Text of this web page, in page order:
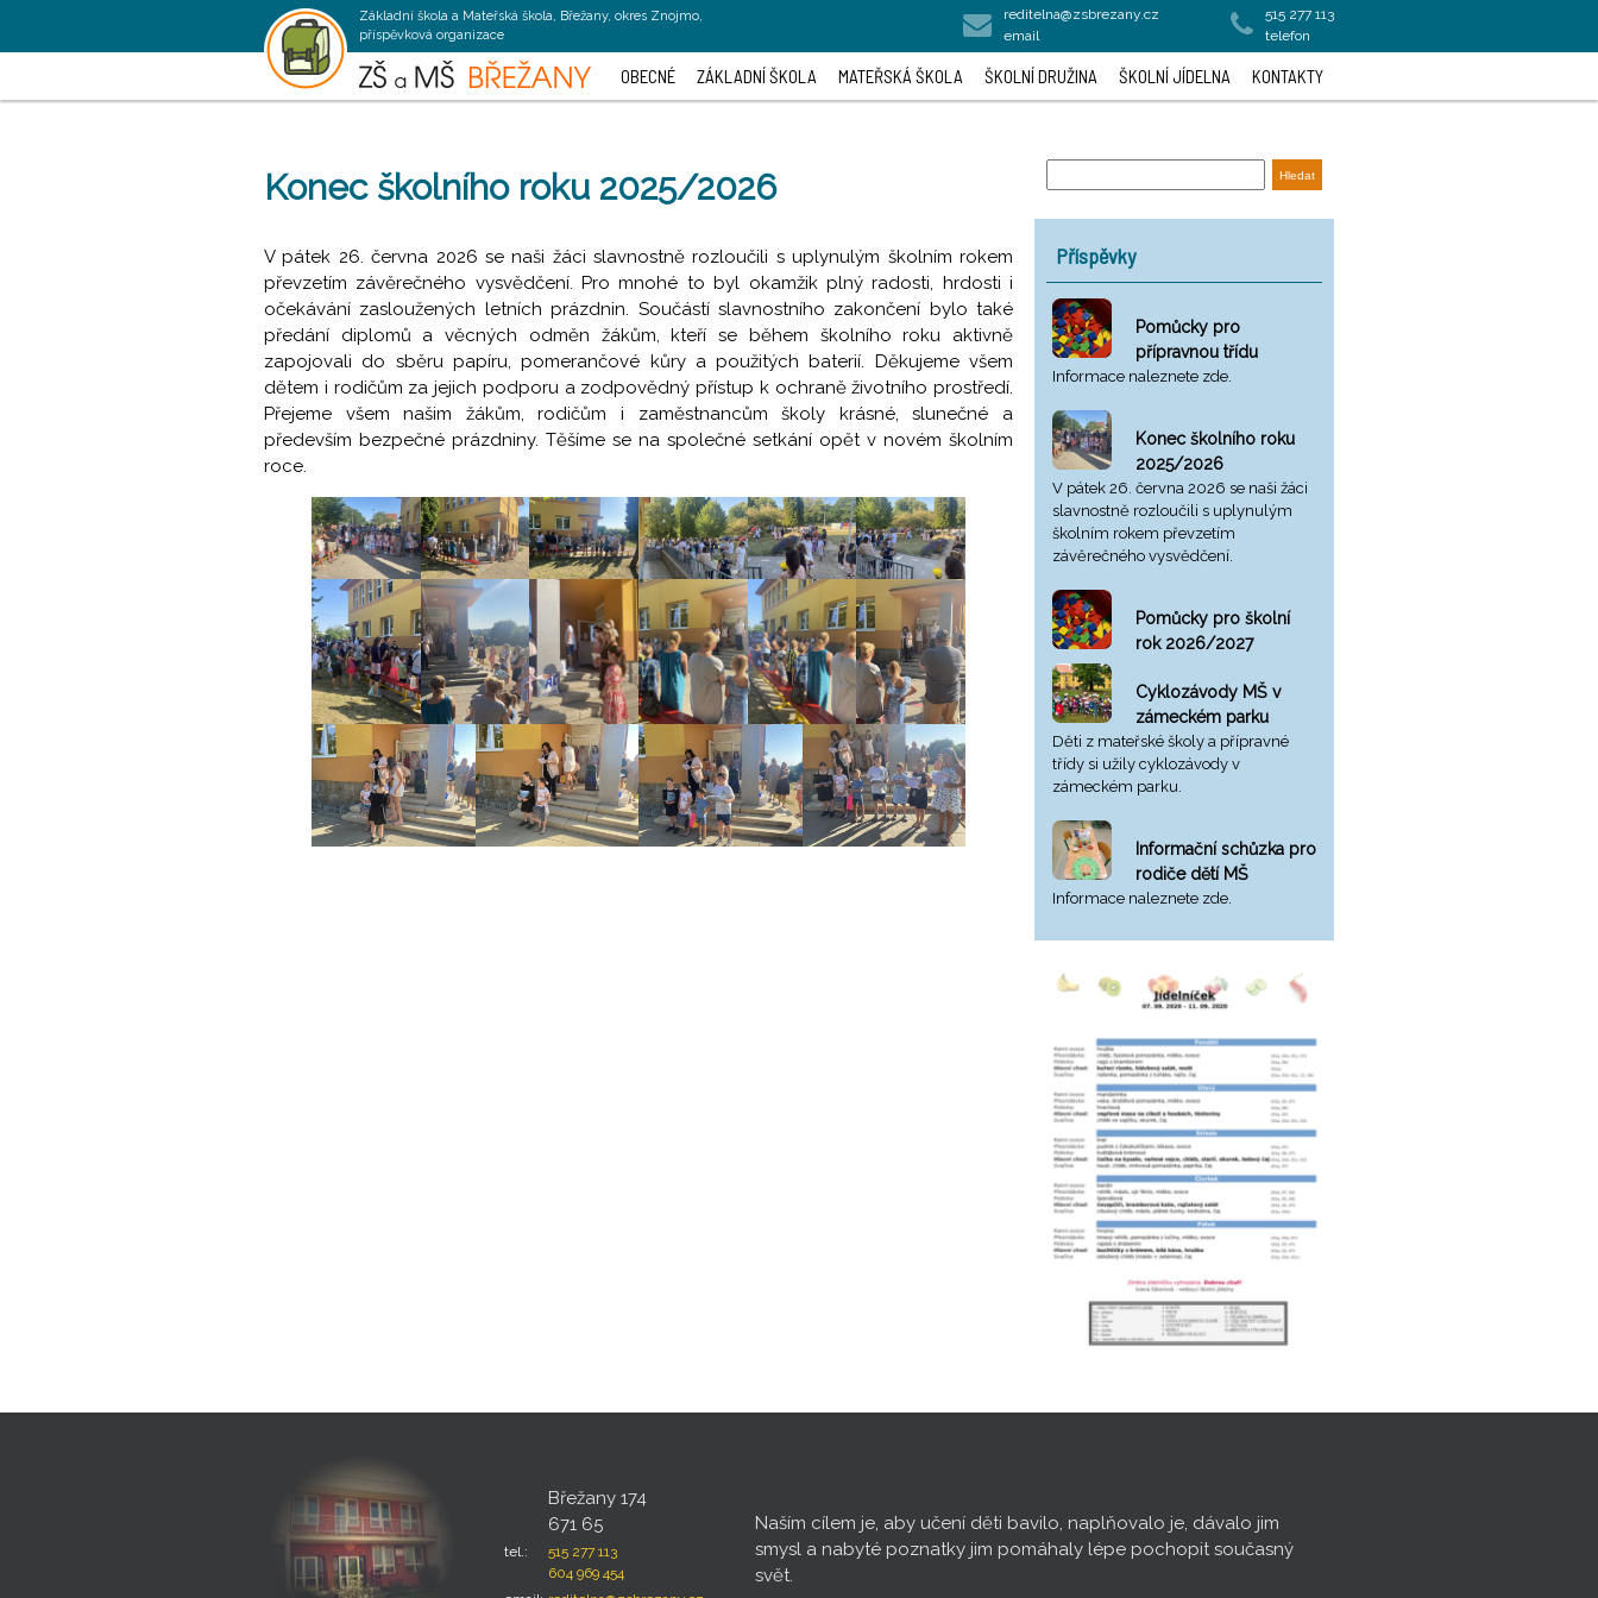
Základní škola a Mateřská škola, Břežany, okres Znojmo,
příspěvková organizace
reditelna@zsbrezany.cz
email
515 277 113
telefon
OBECNÉ ZÁKLADNÍ ŠKOLA MATEŘSKÁ ŠKOLA ŠKOLNÍ DRUŽINA ŠKOLNÍ JÍDELNA KONTAKTY
Konec školního roku 2025/2026
V pátek 26. června 2026 se naši žáci slavnostně rozloučili s uplynulým školním rokem
převzetím závěrečného vysvědčení. Pro mnohé to byl okamžik plný radosti, hrdosti i
očekávání zasloužených letních prázdnin. Součástí slavnostního zakončení bylo také
předání diplomů a věcných odměn žákům, kteří se během školního roku aktivně
zapojovali do sběru papíru, pomerančové kůry a použitých baterií. Děkujeme všem
dětem i rodičům za jejich podporu a zodpovědný přístup k ochraně životního prostředí.
Přejeme všem našim žákům, rodičům i zaměstnancům školy krásné, slunečné a
především bezpečné prázdniny. Těšíme se na společné setkání opět v novém školním
roce.
Příspěvky
Pomůcky pro
přípravnou třídu
Informace naleznete zde.
Konec školního roku
2025/2026
V pátek 26. června 2026 se naši žáci
slavnostně rozloučili s uplynulým
školním rokem převzetím
závěrečného vysvědčení.
Pomůcky pro školní
rok 2026/2027
Cyklozávody MŠ v
zámeckém parku
Děti z mateřské školy a přípravné
třídy si užily cyklozávody v
zámeckém parku.
Informační schůzka pro
rodiče dětí MŠ
Informace naleznete zde.
Břežany 174
671 65
tel.:
515 277 113
604 969 454
Naším cílem je, aby učení děti bavilo, naplňovalo je, dávalo jim
smysl a nabyté poznatky jim pomáhaly lépe pochopit současný
svět.